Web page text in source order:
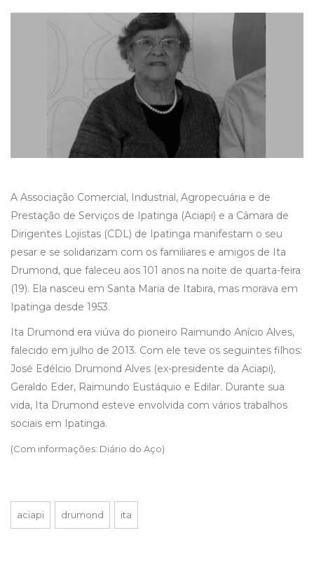
A Associação Comercial, Industrial, Agropecuária e de
Prestação de Serviços de Ipatinga (Aciapi) e a Câmara de
Dirigentes Lojistas (CDL) de Ipatinga manifestam o seu
pesar e se solidarizam com os familiares e amigos de Ita
Drumond, que faleceu aos 101 anos na noite de quarta-feira
(19). Ela nasceu em Santa Maria de Itabira, mas morava em
Ipatinga desde 1953.
Ita Drumond era viúva do pioneiro Raimundo Anício Alves,
falecido em julho de 2013. Com ele teve os seguintes filhos:
José Edélcio Drumond Alves (ex-presidente da Aciapi),
Geraldo Eder, Raimundo Eustáquio e Edilar. Durante sua
vida, Ita Drumond esteve envolvida com vários trabalhos
sociais em Ipatinga.
(Com informações: Diário do Aço)
aciapi drumond ita